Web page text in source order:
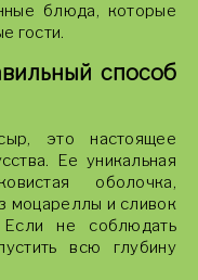
блюда, которые
гости.
способ
это настоящее
Ее уникальная
оболочка,
моцареллы и сливок
не соблюдать
всю глубину